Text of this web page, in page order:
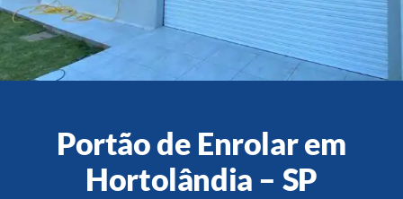
Acessórios
Portão de Enrolar em
Hortolândia – SP